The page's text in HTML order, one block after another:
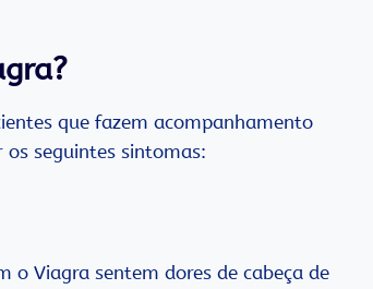
que fazem acompanhamento
os seguintes sintomas:
o Viagra sentem dores de cabeça de